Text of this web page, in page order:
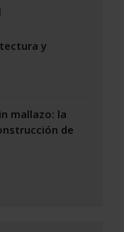
y
mallazo: la
de